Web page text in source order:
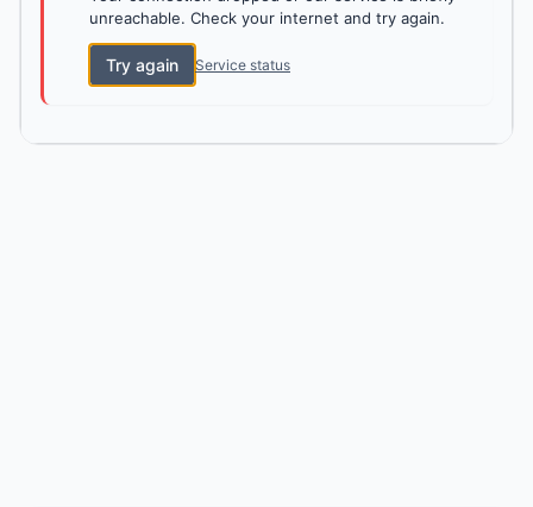
unreachable. Check your internet and try again.
Try again Service status